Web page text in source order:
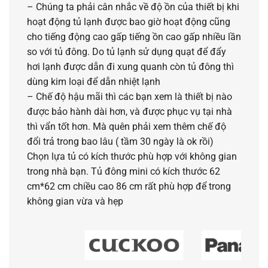
– Chúng ta phải cân nhắc về độ ồn của thiết bị khi
hoạt động tủ lạnh được bao giờ hoạt động cũng
cho tiếng động cao gấp tiếng ồn cao gấp nhiều lần
so với tủ đông. Do tủ lạnh sử dụng quạt để đẩy
hơi lạnh được dẫn đi xung quanh còn tủ đông thì
dùng kim loại để dẫn nhiệt lạnh
– Chế độ hậu mãi thì các bạn xem là thiết bị nào
được bảo hành dài hơn, và được phục vụ tại nhà
thì vẩn tốt hơn. Mà quên phải xem thêm chế độ
đổi trả trong bao lâu ( tầm 30 ngày là ok rồi)
Chọn lựa tủ có kích thước phù hợp với không gian
trong nhà bạn. Tủ đông mini có kích thước 62
cm*62 cm chiều cao 86 cm rất phù hợp để trong
không gian vừa và hẹp